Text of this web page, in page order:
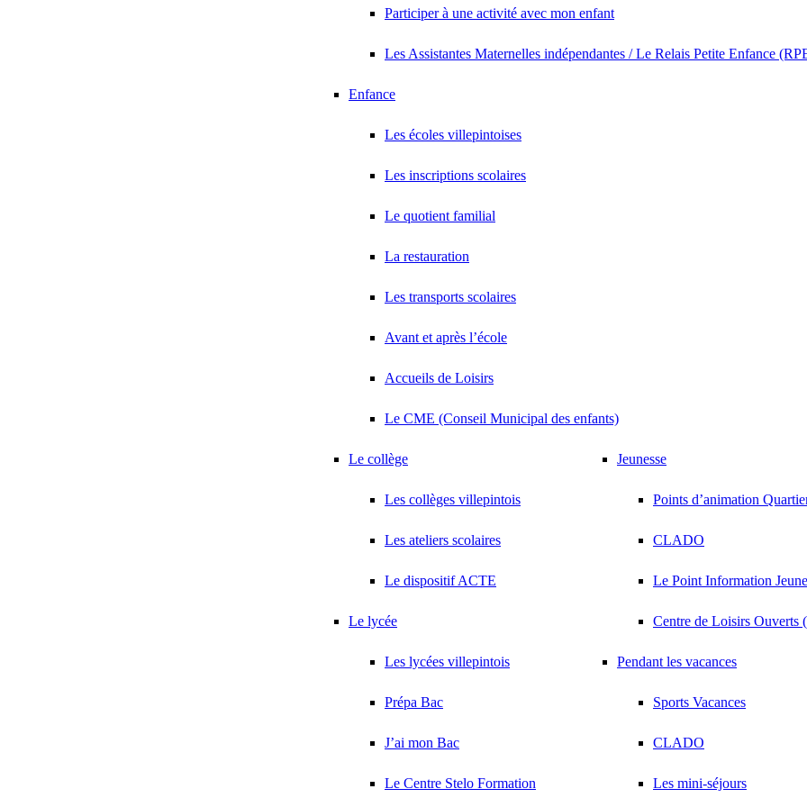
Participer à une activité avec mon enfant
Les Assistantes Maternelles indépendantes / Le Relais Petite Enfance
Enfance
Les écoles villepintoises
Les inscriptions scolaires
Le quotient familial
La restauration
Les transports scolaires
Avant et après l’école
Accueils de Loisirs
Le CME (Conseil Municipal des enfants)
Le collège
Les collèges villepintois
Les ateliers scolaires
Le dispositif ACTE
Le lycée
Les lycées villepintois
Prépa Bac
J’ai mon Bac
Le Centre Stelo Formation
Jeunesse
Points d’animation
CLADO
Le Point Information
Centre de Loisirs Ouverts
Pendant les vacances
Sports Vacances
CLADO
Les mini-séjours